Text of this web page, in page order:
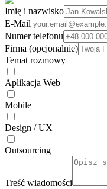
Imię i nazwisko
E-Mail
Numer telefonu
Firma (opcjonalnie)
Temat rozmowy
Aplikacja Web
Mobile
Design / UX
Outsourcing
Treść wiadomości